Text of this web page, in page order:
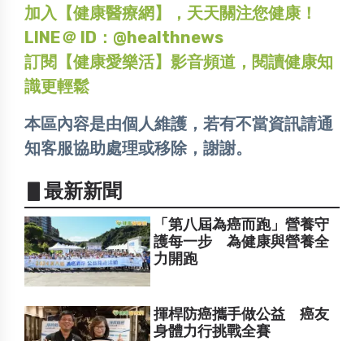
加入【健康醫療網】，天天關注您健康！
LINE＠ ID：@healthnews
訂閱【健康愛樂活】影音頻道，閱讀健康知
識更輕鬆
本區內容是由個人維護，若有不當資訊請通
知客服協助處理或移除，謝謝。
▋最新新聞
「第八屆為癌而跑」營養守
護每一步 為健康與營養全
力開跑
揮桿防癌攜手做公益 癌友
身體力行挑戰全賽